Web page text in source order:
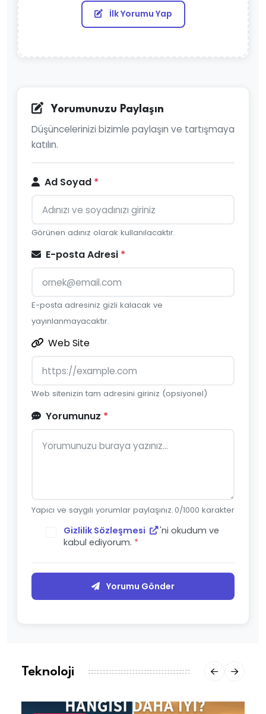
İlk Yorumu Yap
Yorumunuzu Paylaşın
Düşüncelerinizi bizimle paylaşın ve tartışmaya
katılın.
Ad Soyad *
Görünen adınız olarak kullanılacaktır.
E-posta Adresi *
E-posta adresiniz gizli kalacak ve
yayınlanmayacaktır.
Web Site
Web sitenizin tam adresini giriniz (opsiyonel)
Yorumunuz *
Yapıcı ve saygılı yorumlar paylaşınız.0/1000 karakter
Gizlilik Sözleşmesi
'ni okudum ve
kabul ediyorum. *
Yorumu Gönder
Teknoloji